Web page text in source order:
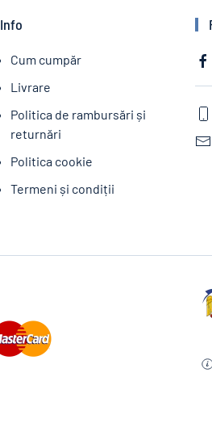
Info
Cum cumpăr
Livrare
Politica de rambursări și
returnări
Politica cookie
Termeni și condiții